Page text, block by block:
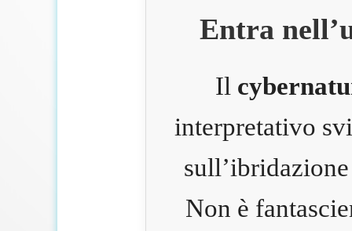
Entra
Il
interpretativo
Non è